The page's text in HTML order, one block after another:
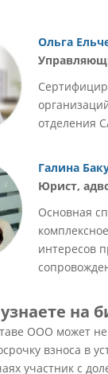
Ольга
отделения
Галина
Юрист,
Основная
интересов
на
ООО может
взноса в
участник с